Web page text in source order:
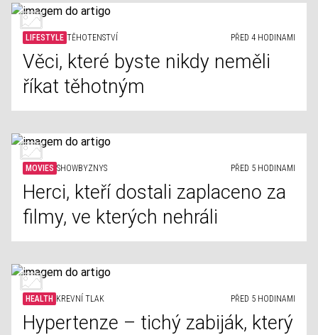
LIFESTYLE TĚHOTENSTVÍ PŘED 4 HODINAMI
Věci, které byste nikdy neměli
říkat těhotným
MOVIES SHOWBYZNYS PŘED 5 HODINAMI
Herci, kteří dostali zaplaceno za
filmy, ve kterých nehráli
HEALTH KREVNÍ TLAK PŘED 5 HODINAMI
Hypertenze – tichý zabiják, který